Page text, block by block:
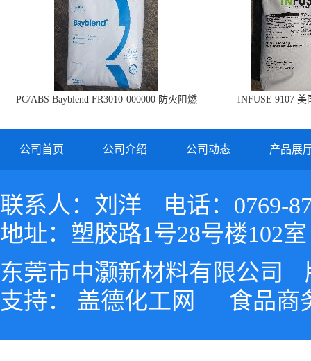
PC/ABS Bayblend FR3010-000000 防火阻燃
INFUSE 9107 美
公司首页 公司介绍 公司动态 产品展
联系人：刘洋
电话：0769-
地址：塑胶路1号28号楼102室
东莞市中灏新材料有限公司
支持： 盖德化工网 食品商